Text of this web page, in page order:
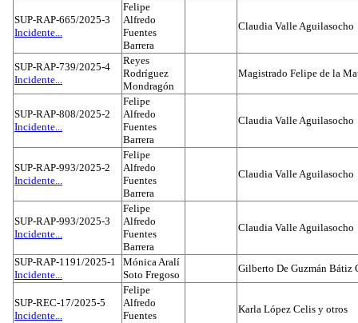
SUP-RAP-665/2025-3
Incidente...
Felipe
Alfredo
Fuentes
Barrera
Claudia Valle Aguilasocho
SUP-RAP-739/2025-4
Incidente...
Reyes
Rodríguez
Mondragón
Magistrado Felipe de la
SUP-RAP-808/2025-2
Incidente...
Felipe
Alfredo
Fuentes
Barrera
Claudia Valle Aguilasocho
SUP-RAP-993/2025-2
Incidente...
Felipe
Alfredo
Fuentes
Barrera
Claudia Valle Aguilasocho
SUP-RAP-993/2025-3
Incidente...
Felipe
Alfredo
Fuentes
Barrera
Claudia Valle Aguilasocho
SUP-RAP-1191/2025-1
Incidente...
Mónica Aralí
Soto Fregoso
Gilberto De Guzmán Bátiz
SUP-REC-17/2025-5
Incidente...
Felipe
Alfredo
Fuentes
Karla López Celis y otros